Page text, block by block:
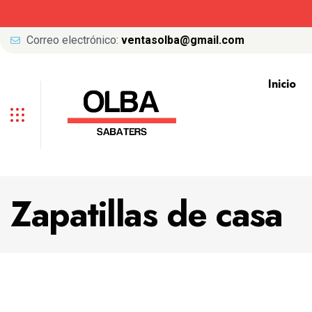
Correo electrónico: ventasolba@gmail.com
Inicio
Zapatillas de casa